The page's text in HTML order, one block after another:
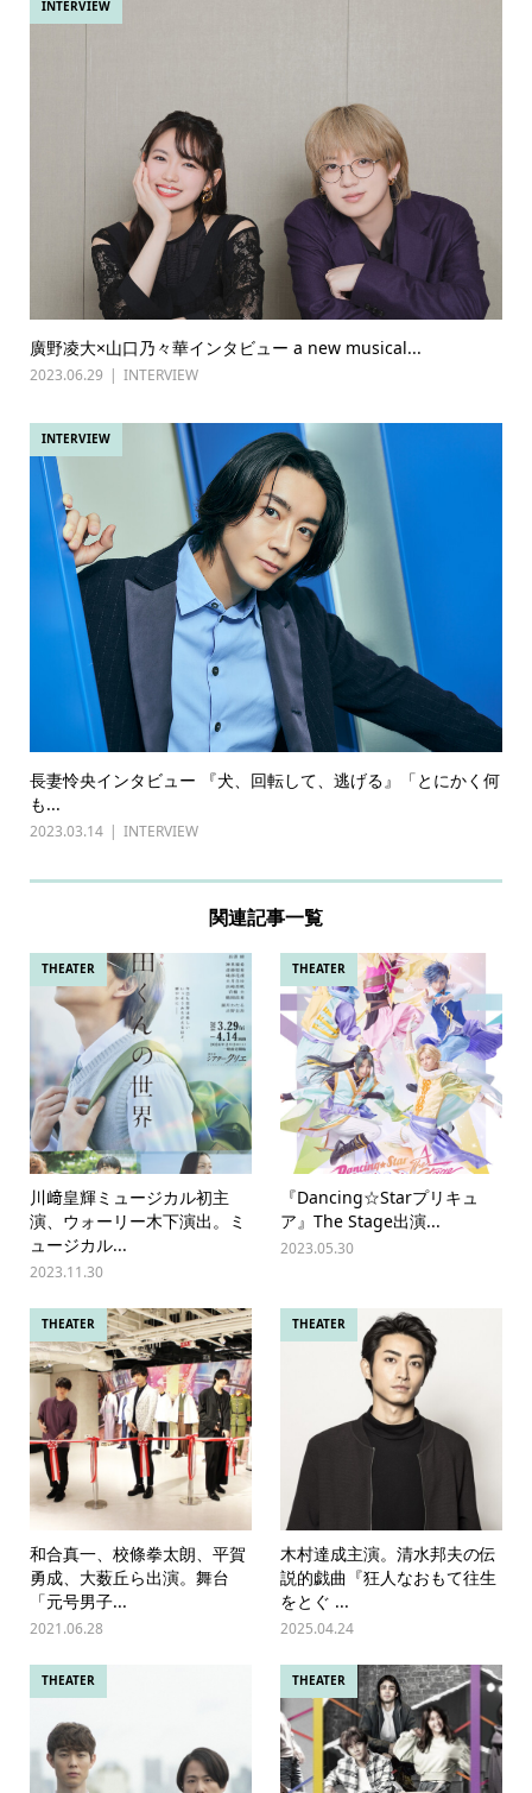
INTERVIEW
廣野凌大×山口乃々華インタビュー a new musical...
2023.06.29 INTERVIEW
INTERVIEW
長妻怜央インタビュー 『犬、回転して、逃げる』「とにかく何
も...
2023.03.14 INTERVIEW
関連記事一覧
THEATER
川﨑皇輝ミュージカル初主
演、ウォーリー木下演出。ミ
ュージカル...
2023.11.30
THEATER
『Dancing☆Starプリキュ
ア』The Stage出演...
2023.05.30
THEATER
和合真一、校條拳太朗、平賀
勇成、大薮丘ら出演。舞台
「元号男子...
2021.06.28
THEATER
木村達成主演。清水邦夫の伝
説的戯曲『狂人なおもて往生
をとぐ ...
2025.04.24
THEATER THEATER